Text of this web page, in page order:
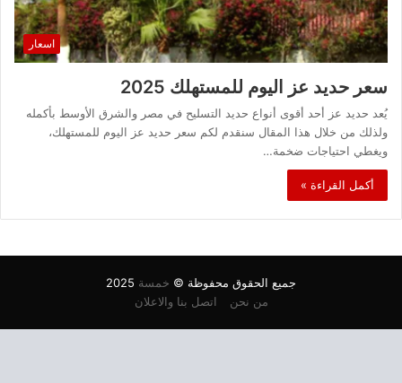
اسعار
سعر حديد عز اليوم للمستهلك 2025
يُعد حديد عز أحد أقوى أنواع حديد التسليح في مصر والشرق الأوسط بأكمله
ولذلك من خلال هذا المقال سنقدم لكم سعر حديد عز اليوم للمستهلك،
ويغطي احتياجات ضخمة…
أكمل القراءة »
جميع الحقوق محفوظة © خمسة
من نحن
اتصل بنا والاعلان